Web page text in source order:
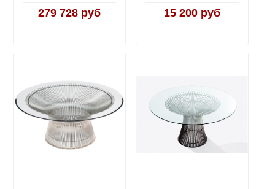
279 728 руб 15 200 руб